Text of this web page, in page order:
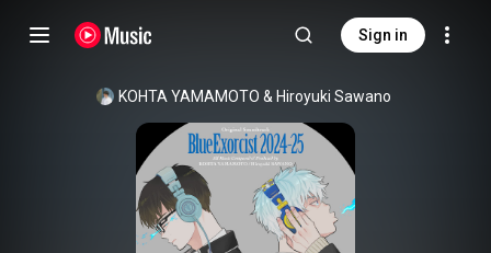
Sign in
KOHTA YAMAMOTO & Hiroyuki Sawano